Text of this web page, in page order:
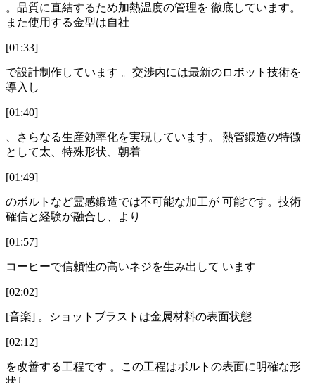
。品質に直結するため加熱温度の管理を 徹底しています。
また使用する金型は自社
[01:33]
で設計制作しています 。交渉内には最新のロボット技術を
導入し
[01:40]
、さらなる生産効率化を実現しています。 熱管鍛造の特徴
として太、特殊形状、朝着
[01:49]
のボルトなど霊感鍛造では不可能な加工が 可能です。技術
確信と経験が融合し、より
[01:57]
コーヒーで信頼性の高いネジを生み出して います
[02:02]
[音楽] 。ショットブラストは金属材料の表面状態
[02:12]
を改善する工程です 。この工程はボルトの表面に明確な形